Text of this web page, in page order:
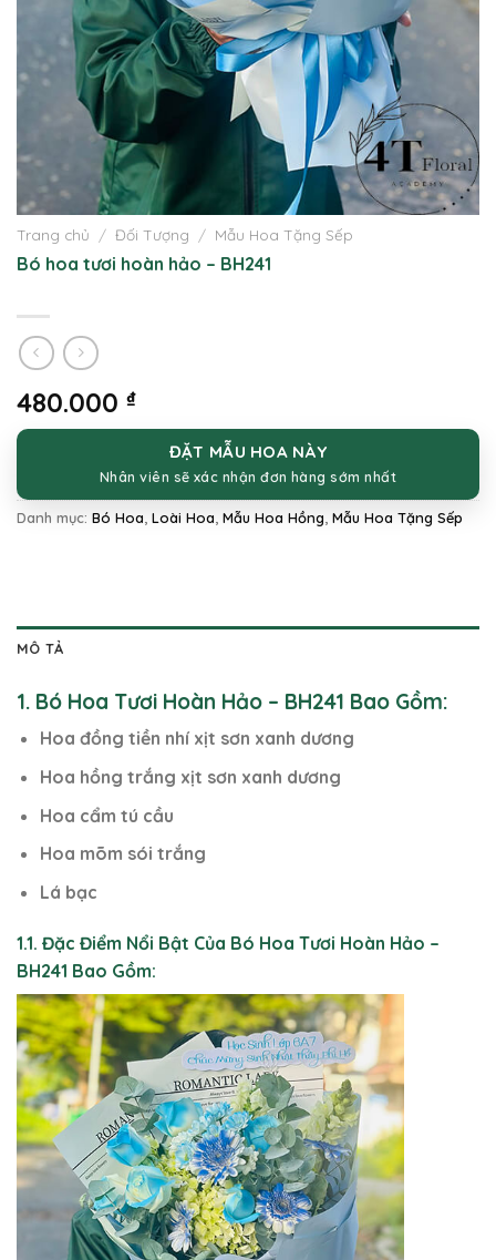
Trang chủ / Đối Tượng / Mẫu Hoa Tặng Sếp
Bó hoa tươi hoàn hảo – BH241
480.000 ₫
ĐẶT MẪU HOA NÀY
Nhân viên sẽ xác nhận đơn hàng sớm nhất
Danh mục: Bó Hoa Loài Hoa Mẫu Hoa Hồng Mẫu Hoa Tặng Sếp
MÔ TẢ
1. Bó Hoa Tươi Hoàn Hảo – BH241 Bao Gồm:
Hoa đồng tiền nhí xịt sơn xanh dương
Hoa hồng trắng xịt sơn xanh dương
Hoa cẩm tú cầu
Hoa mõm sói trắng
Lá bạc
1.1. Đặc Điểm Nổi Bật Của Bó Hoa Tươi Hoàn Hảo –
BH241 Bao Gồm: